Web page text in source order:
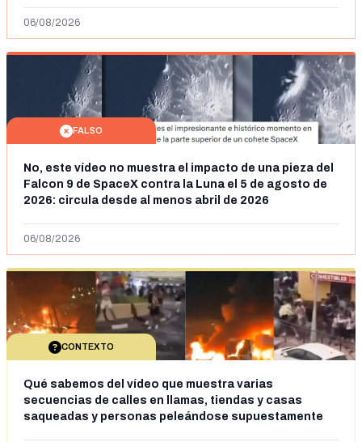
06/08/2026
FALSO
No, este vídeo no muestra el impacto de una pieza del
Falcon 9 de SpaceX contra la Luna el 5 de agosto de
2026: circula desde al menos abril de 2026
06/08/2026
CONTEXTO
Qué sabemos del vídeo que muestra varias
secuencias de calles en llamas, tiendas y casas
saqueadas y personas peleándose supuestamente